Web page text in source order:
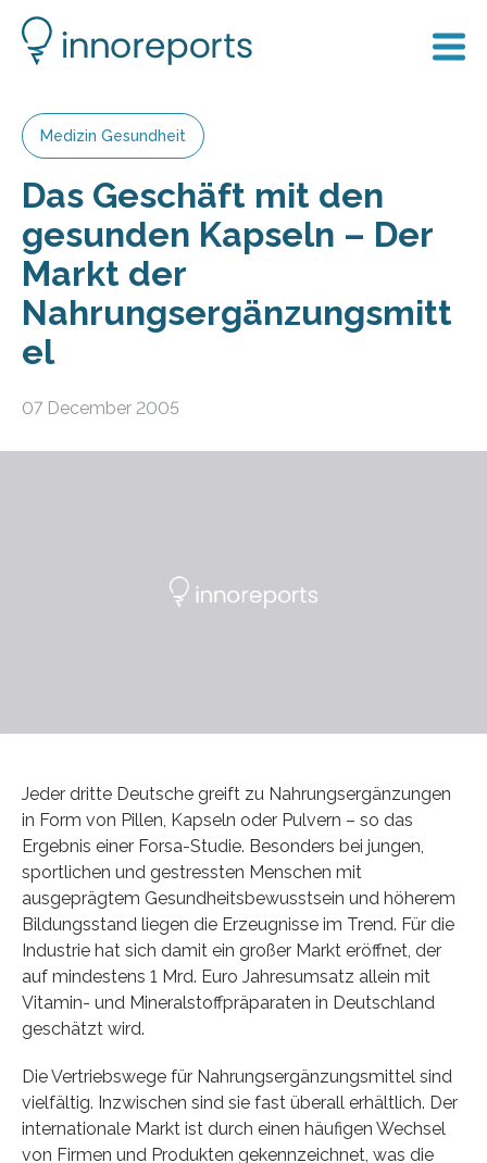
Medizin Gesundheit
Das Geschäft mit den
gesunden Kapseln – Der
Markt der
Nahrungsergänzungsmitt
el
07 December 2005
Jeder dritte Deutsche greift zu Nahrungsergänzungen
in Form von Pillen, Kapseln oder Pulvern – so das
Ergebnis einer Forsa-Studie. Besonders bei jungen,
sportlichen und gestressten Menschen mit
ausgeprägtem Gesundheitsbewusstsein und höherem
Bildungsstand liegen die Erzeugnisse im Trend. Für die
Industrie hat sich damit ein großer Markt eröffnet, der
auf mindestens 1 Mrd. Euro Jahresumsatz allein mit
Vitamin- und Mineralstoffpräparaten in Deutschland
geschätzt wird.
Die Vertriebswege für Nahrungsergänzungsmittel sind
vielfältig. Inzwischen sind sie fast überall erhältlich. Der
internationale Markt ist durch einen häufigen Wechsel
von Firmen und Produkten gekennzeichnet, was die